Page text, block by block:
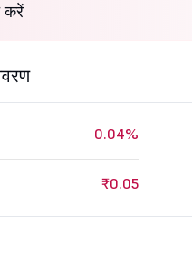
करें
0.04%
₹0.05